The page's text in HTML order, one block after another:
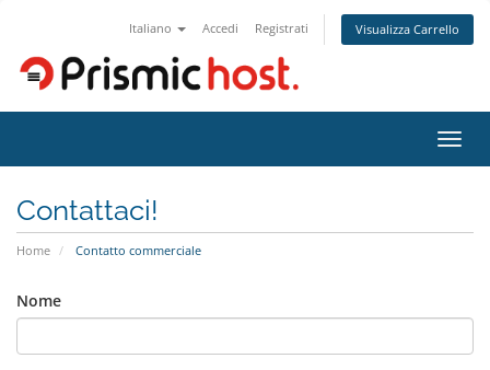
Italiano Accedi Registrati Visualizza Carrello
Attiva
Contattaci!
Home Contatto commerciale
Nome